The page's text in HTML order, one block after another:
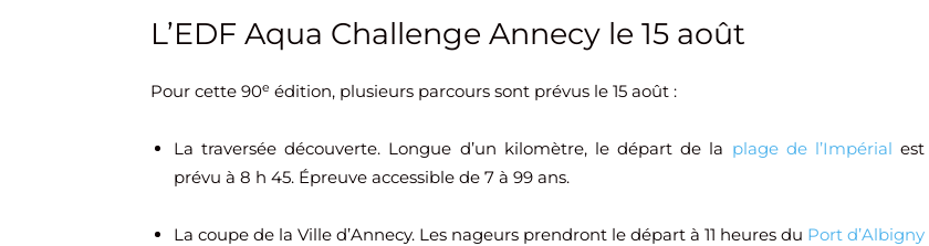
L’EDF Aqua Challenge Annecy le 15 août
Pour cette 90e édition, plusieurs parcours sont prévus le 15 août :
La traversée découverte. Longue d’un kilomètre, le départ de la plage de l’Impérial est
prévu à 8 h 45. Épreuve accessible de 7 à 99 ans.
La coupe de la Ville d’Annecy. Les nageurs prendront le départ à 11 heures du Port d’Albigny